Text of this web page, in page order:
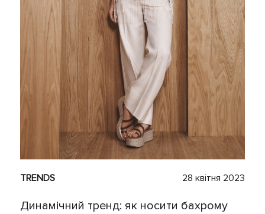
TRENDS 28 квітня 2023
Динамічний тренд: як носити бахрому